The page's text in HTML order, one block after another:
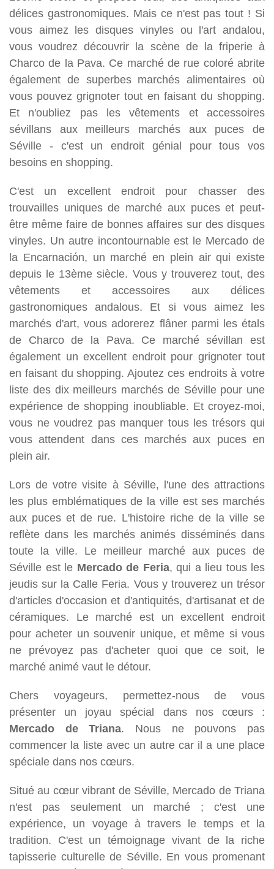
délices gastronomiques. Mais ce n'est pas tout ! Si
vous aimez les disques vinyles ou l'art andalou,
vous voudrez découvrir la scène de la friperie à
Charco de la Pava. Ce marché de rue coloré abrite
également de superbes marchés alimentaires où
vous pouvez grignoter tout en faisant du shopping.
Et n'oubliez pas les vêtements et accessoires
sévillans aux meilleurs marchés aux puces de
Séville - c'est un endroit génial pour tous vos
besoins en shopping.
C'est un excellent endroit pour chasser des
trouvailles uniques de marché aux puces et peut-
être même faire de bonnes affaires sur des disques
vinyles. Un autre incontournable est le Mercado de
la Encarnación, un marché en plein air qui existe
depuis le 13ème siècle. Vous y trouverez tout, des
vêtements et accessoires aux délices
gastronomiques andalous. Et si vous aimez les
marchés d'art, vous adorerez flâner parmi les étals
de Charco de la Pava. Ce marché sévillan est
également un excellent endroit pour grignoter tout
en faisant du shopping. Ajoutez ces endroits à votre
liste des dix meilleurs marchés de Séville pour une
expérience de shopping inoubliable. Et croyez-moi,
vous ne voudrez pas manquer tous les trésors qui
vous attendent dans ces marchés aux puces en
plein air.
Lors de votre visite à Séville, l'une des attractions
les plus emblématiques de la ville est ses marchés
aux puces et de rue. L'histoire riche de la ville se
reflète dans les marchés animés disséminés dans
toute la ville. Le meilleur marché aux puces de
Séville est le Mercado de Feria, qui a lieu tous les
jeudis sur la Calle Feria. Vous y trouverez un trésor
d'articles d'occasion et d'antiquités, d'artisanat et de
céramiques. Le marché est un excellent endroit
pour acheter un souvenir unique, et même si vous
ne prévoyez pas d'acheter quoi que ce soit, le
marché animé vaut le détour.
Chers voyageurs, permettez-nous de vous
présenter un joyau spécial dans nos cœurs :
Mercado de Triana. Nous ne pouvons pas
commencer la liste avec un autre car il a une place
spéciale dans nos cœurs.
Situé au cœur vibrant de Séville, Mercado de Triana
n'est pas seulement un marché ; c'est une
expérience, un voyage à travers le temps et la
tradition. C'est un témoignage vivant de la riche
tapisserie culturelle de Séville. En vous promenant